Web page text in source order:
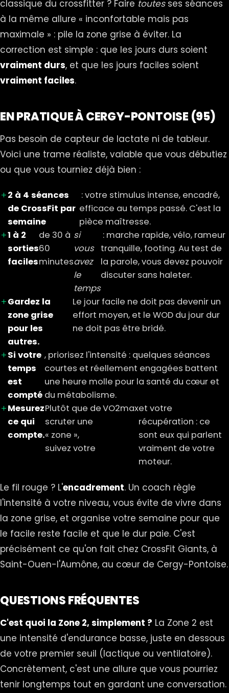
classique du crossfitter ? Faire toutesses séances
à la même allure « inconfortable mais pas
maximale » : pile la zone grise à éviter. La
correction est simple : que les jours durs soient
vraiment durs, et que les jours faciles soient
vraiment faciles.
EN PRATIQUE À CERGY-PONTOISE (95)
Pas besoin de capteur de lactate ni de tableur.
Voici une trame réaliste, valable que vous débutiez
ou que vous tourniez déjà bien :
2 à 4 séances
de CrossFit par
semaine
: votre stimulus intense, encadré,
efficace au temps passé. C'est la
pièce maîtresse.
1 à 2
sorties
faciles
de 30 à
60
minutes
si
vous
avez
le
temps
: marche rapide, vélo, rameur
tranquille, footing. Au test de
la parole, vous devez pouvoir
discuter sans haleter.
Gardez la
zone grise
pour les
autres.
Le jour facile ne doit pas devenir un
effort moyen, et le WOD du jour dur
ne doit pas être bridé.
Si votre
temps
est
compté
, priorisez l'intensité : quelques séances
courtes et réellement engagées battent
une heure molle pour la santé du cœur et
du métabolisme.
Mesurez
ce qui
compte.
Plutôt que de
scruter une
« zone »,
suivez votre
VO2maxet votre
récupération : ce
sont eux qui parlent
vraiment de votre
moteur.
Le fil rouge ? L'encadrement. Un coach règle
l'intensité à votre niveau, vous évite de vivre dans
la zone grise, et organise votre semaine pour que
le facile reste facile et que le dur paie. C'est
précisément ce qu'on fait chez CrossFit Giants, à
Saint-Ouen-l'Aumône, au cœur de Cergy-Pontoise.
QUESTIONS FRÉQUENTES
C'est quoi la Zone 2, simplement ? La Zone 2 est
une intensité d'endurance basse, juste en dessous
de votre premier seuil (lactique ou ventilatoire).
Concrètement, c'est une allure que vous pourriez
tenir longtemps tout en gardant une conversation.